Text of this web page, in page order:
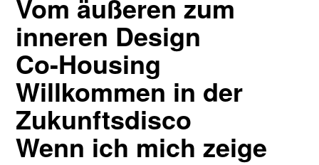
Vom äußeren zum
inneren Design
Co-Housing
Willkommen in der
Zukunftsdisco
Wenn ich mich zeige